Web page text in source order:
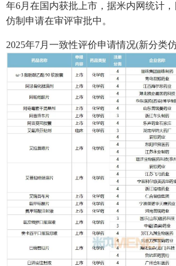
年6月在国内获批上市，据米内网统计
仿制申请在审评审批中。
2025年7月一致性评价申请情况(新分类